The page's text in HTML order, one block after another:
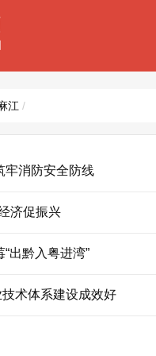
江 /
牢消防安全防线
济促振兴
“出黔入粤进湾”
技术体系建设成效好